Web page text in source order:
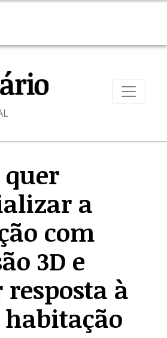
a
com
3D e
à